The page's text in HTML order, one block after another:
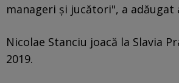
manageri și jucători", a adăugat
Nicolae Stanciu joacă la Slavia
2019.